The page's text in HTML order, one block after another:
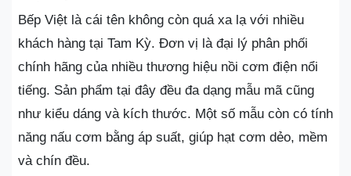
Bếp Việt là cái tên không còn quá xa lạ với nhiều
khách hàng tại Tam Kỳ. Đơn vị là đại lý phân phối
chính hãng của nhiều thương hiệu nồi cơm điện nổi
tiếng. Sản phẩm tại đây đều đa dạng mẫu mã cũng
như kiểu dáng và kích thước. Một số mẫu còn có tính
năng nấu cơm bằng áp suất, giúp hạt cơm dẻo, mềm
và chín đều.